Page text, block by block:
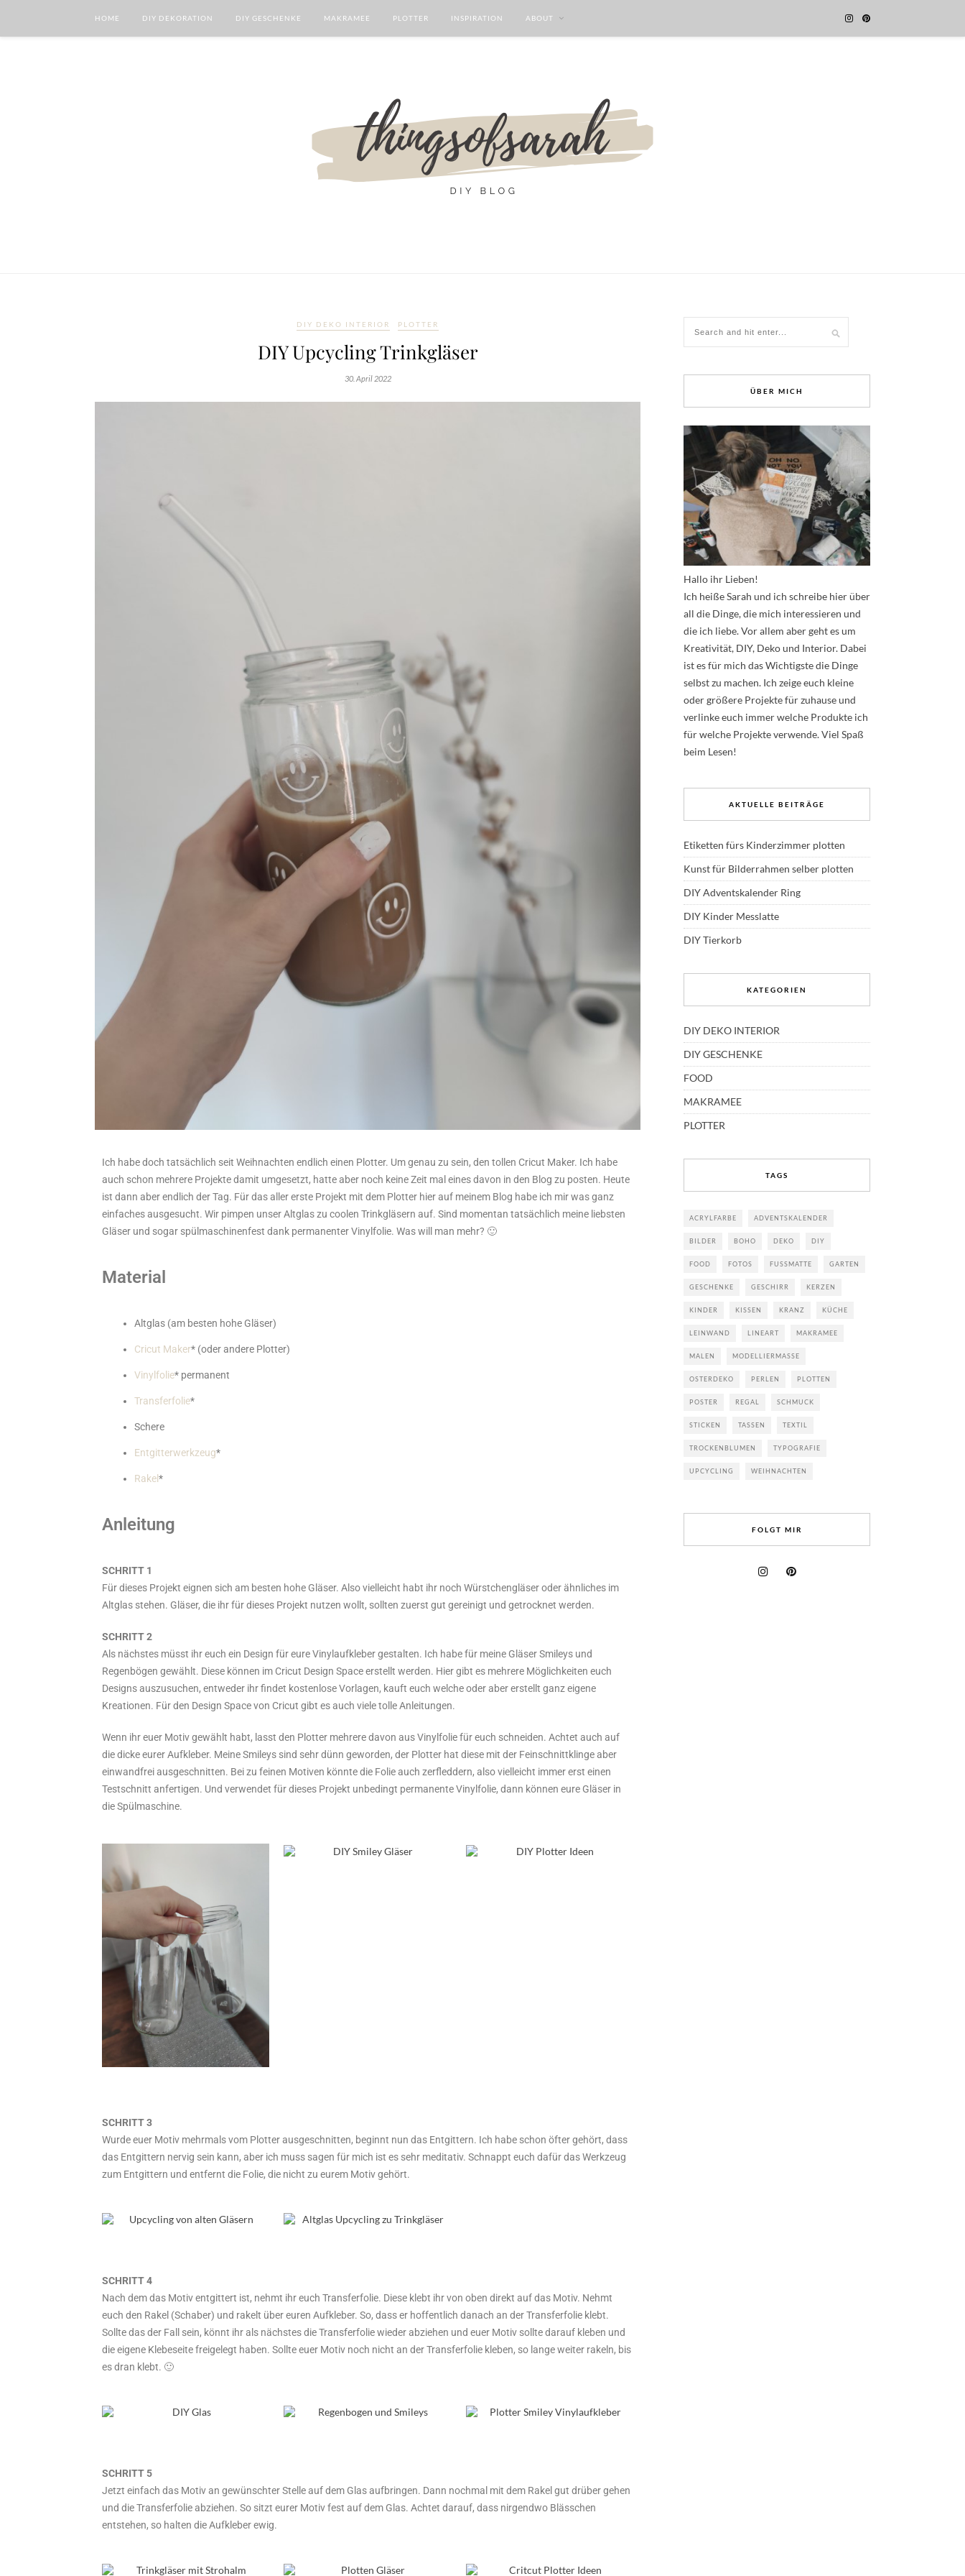
HOME DIY DEKORATION DIY GESCHENKE MAKRAMEE PLOTTER INSPIRATION ABOUT
DIY DEKO INTERIOR PLOTTER
DIY Upcycling Trinkgläser
30. April 2022
Ich habe doch tatsächlich seit Weihnachten endlich einen Plotter. Um genau zu sein, den tollen Cricut Maker. Ich habe
auch schon mehrere Projekte damit umgesetzt, hatte aber noch keine Zeit mal eines davon in den Blog zu posten. Heute
ist dann aber endlich der Tag. Für das aller erste Projekt mit dem Plotter hier auf meinem Blog habe ich mir was ganz
einfaches ausgesucht. Wir pimpen unser Altglas zu coolen Trinkgläsern auf. Sind momentan tatsächlich meine liebsten
Gläser und sogar spülmaschinenfest dank permanenter Vinylfolie. Was will man mehr? 🙂
Material
Altglas (am besten hohe Gläser)
Cricut Maker* (oder andere Plotter)
Vinylfolie* permanent
Transferfolie*
Schere
Entgitterwerkzeug*
Rakel*
Anleitung
SCHRITT 1
Für dieses Projekt eignen sich am besten hohe Gläser. Also vielleicht habt ihr noch Würstchengläser oder ähnliches im
Altglas stehen. Gläser, die ihr für dieses Projekt nutzen wollt, sollten zuerst gut gereinigt und getrocknet werden.
SCHRITT 2
Als nächstes müsst ihr euch ein Design für eure Vinylaufkleber gestalten. Ich habe für meine Gläser Smileys und
Regenbögen gewählt. Diese können im Cricut Design Space erstellt werden. Hier gibt es mehrere Möglichkeiten euch
Designs auszusuchen, entweder ihr findet kostenlose Vorlagen, kauft euch welche oder aber erstellt ganz eigene
Kreationen. Für den Design Space von Cricut gibt es auch viele tolle Anleitungen.
Wenn ihr euer Motiv gewählt habt, lasst den Plotter mehrere davon aus Vinylfolie für euch schneiden. Achtet auch auf
die dicke eurer Aufkleber. Meine Smileys sind sehr dünn geworden, der Plotter hat diese mit der Feinschnittklinge aber
einwandfrei ausgeschnitten. Bei zu feinen Motiven könnte die Folie auch zerfleddern, also vielleicht immer erst einen
Testschnitt anfertigen. Und verwendet für dieses Projekt unbedingt permanente Vinylfolie, dann können eure Gläser in
die Spülmaschine.
SCHRITT 3
Wurde euer Motiv mehrmals vom Plotter ausgeschnitten, beginnt nun das Entgittern. Ich habe schon öfter gehört, dass
das Entgittern nervig sein kann, aber ich muss sagen für mich ist es sehr meditativ. Schnappt euch dafür das Werkzeug
zum Entgittern und entfernt die Folie, die nicht zu eurem Motiv gehört.
SCHRITT 4
Nach dem das Motiv entgittert ist, nehmt ihr euch Transferfolie. Diese klebt ihr von oben direkt auf das Motiv. Nehmt
euch den Rakel (Schaber) und rakelt über euren Aufkleber. So, dass er hoffentlich danach an der Transferfolie klebt.
Sollte das der Fall sein, könnt ihr als nächstes die Transferfolie wieder abziehen und euer Motiv sollte darauf kleben und
die eigene Klebeseite freigelegt haben. Sollte euer Motiv noch nicht an der Transferfolie kleben, so lange weiter rakeln, bis
es dran klebt. 🙂
SCHRITT 5
Jetzt einfach das Motiv an gewünschter Stelle auf dem Glas aufbringen. Dann nochmal mit dem Rakel gut drüber gehen
und die Transferfolie abziehen. So sitzt eurer Motiv fest auf dem Glas. Achtet darauf, dass nirgendwo Blässchen
entstehen, so halten die Aufkleber ewig.
ÜBER MICH
Hallo ihr Lieben!
Ich heiße Sarah und ich schreibe hier über
all die Dinge, die mich interessieren und
die ich liebe. Vor allem aber geht es um
Kreativität, DIY, Deko und Interior. Dabei
ist es für mich das Wichtigste die Dinge
selbst zu machen. Ich zeige euch kleine
oder größere Projekte für zuhause und
verlinke euch immer welche Produkte ich
für welche Projekte verwende. Viel Spaß
beim Lesen!
AKTUELLE BEITRÄGE
Etiketten fürs Kinderzimmer plotten
Kunst für Bilderrahmen selber plotten
DIY Adventskalender Ring
DIY Kinder Messlatte
DIY Tierkorb
KATEGORIEN
DIY DEKO INTERIOR
DIY GESCHENKE
FOOD
MAKRAMEE
PLOTTER
TAGS
ACRYLFARBE ADVENTSKALENDER
BILDER BOHO DEKO DIY
FOOD FOTOS FUSSMATTE GARTEN
GESCHENKE GESCHIRR KERZEN
KINDER KISSEN KRANZ KÜCHE
LEINWAND LINEART MAKRAMEE
MALEN MODELLIERMASSE
OSTERDEKO PERLEN PLOTTEN
POSTER REGAL SCHMUCK
STICKEN TASSEN TEXTIL
TROCKENBLUMEN TYPOGRAFIE
UPCYCLING WEIHNACHTEN
FOLGT MIR